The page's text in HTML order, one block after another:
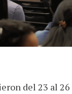
del 23 al
2026
Universitario
la democracia